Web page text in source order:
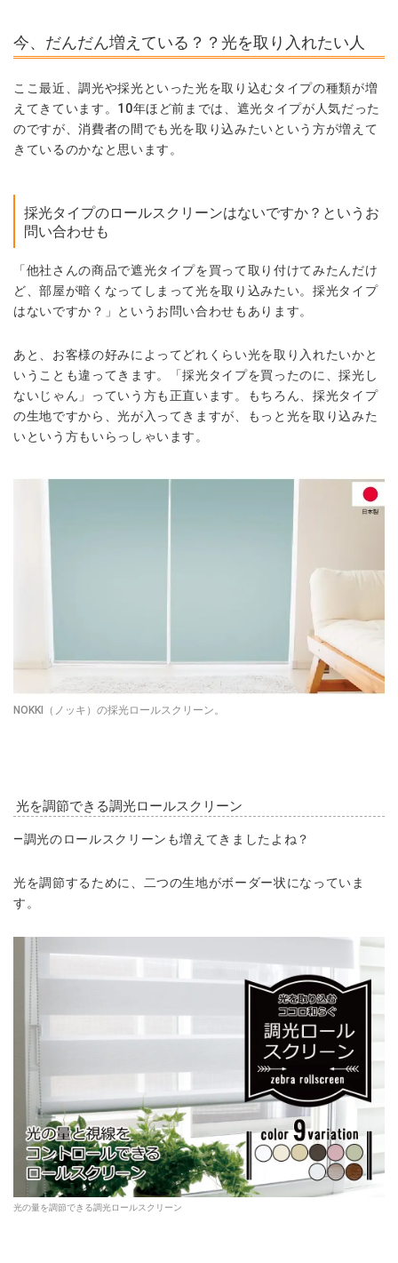
今、だんだん増えている？？光を取り入れたい人
ここ最近、調光や採光といった光を取り込むタイプの種類が増
えてきています。10年ほど前までは、遮光タイプが人気だった
のですが、消費者の間でも光を取り込みたいという方が増えて
きているのかなと思います。
採光タイプのロールスクリーンはないですか？というお
問い合わせも
「他社さんの商品で遮光タイプを買って取り付けてみたんだけ
ど、部屋が暗くなってしまって光を取り込みたい。採光タイプ
はないですか？」というお問い合わせもあります。
あと、お客様の好みによってどれくらい光を取り入れたいかと
いうことも違ってきます。「採光タイプを買ったのに、採光し
ないじゃん」っていう方も正直います。もちろん、採光タイプ
の生地ですから、光が入ってきますが、もっと光を取り込みた
いという方もいらっしゃいます。
NOKKI（ノッキ）の採光ロールスクリーン。
光を調節できる調光ロールスクリーン
―調光のロールスクリーンも増えてきましたよね？
光を調節するために、二つの生地がボーダー状になっていま
す。
光の量を調節できる調光ロールスクリーン